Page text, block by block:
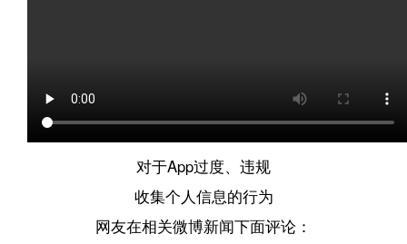
对于App过度、违规
收集个人信息的行为
网友在相关微博新闻下面评论：